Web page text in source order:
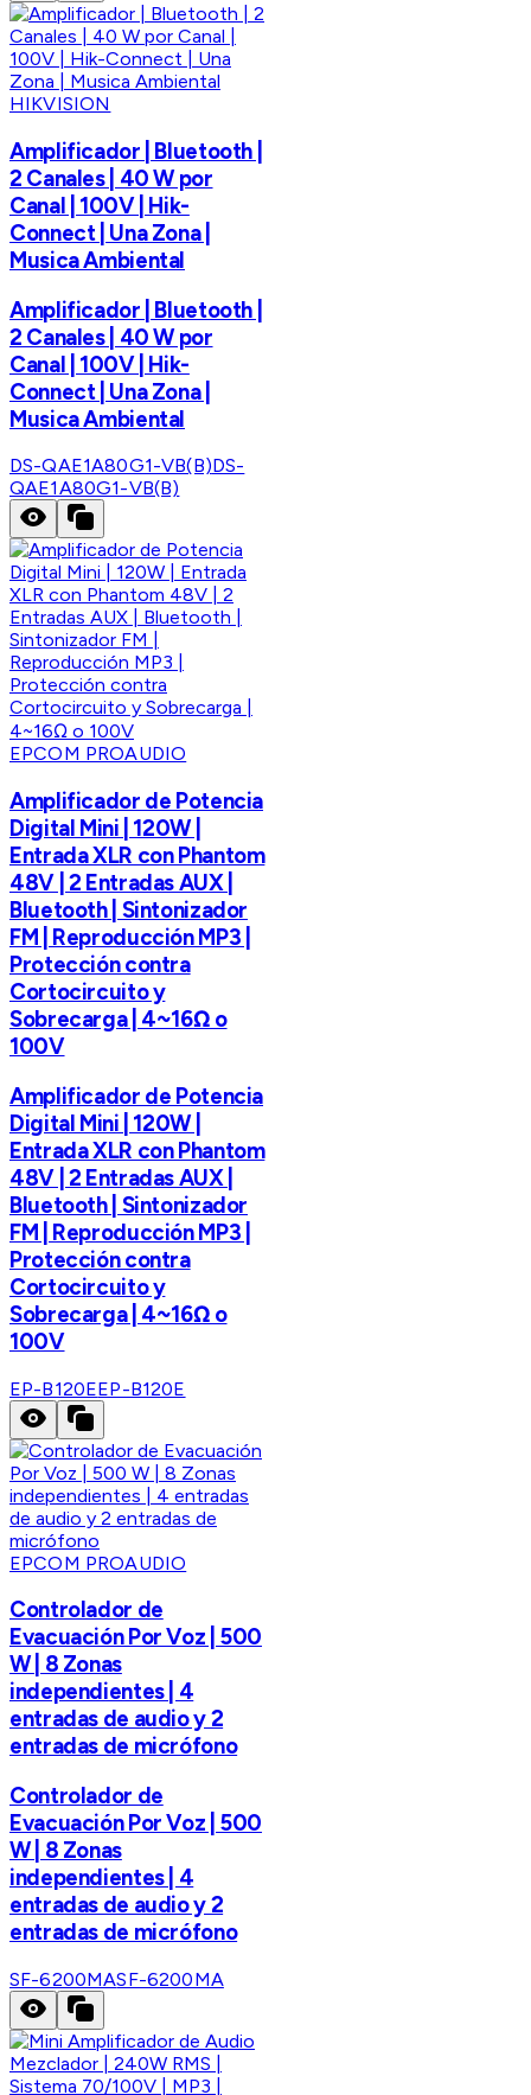
HIKVISION
Amplificador | Bluetooth |
2 Canales | 40 W por
Canal | 100V | Hik-
Connect | Una Zona |
Musica Ambiental
Amplificador | Bluetooth |
2 Canales | 40 W por
Canal | 100V | Hik-
Connect | Una Zona |
Musica Ambiental
DS-QAE1A80G1-VB(B)DS-
QAE1A80G1-VB(B)
EPCOM PROAUDIO
Amplificador de Potencia
Digital Mini | 120W |
Entrada XLR con Phantom
48V | 2 Entradas AUX |
Bluetooth | Sintonizador
FM | Reproducción MP3 |
Protección contra
Cortocircuito y
Sobrecarga | 4~16Ω o
100V
Amplificador de Potencia
Digital Mini | 120W |
Entrada XLR con Phantom
48V | 2 Entradas AUX |
Bluetooth | Sintonizador
FM | Reproducción MP3 |
Protección contra
Cortocircuito y
Sobrecarga | 4~16Ω o
100V
EP-B120EEP-B120E
EPCOM PROAUDIO
Controlador de
Evacuación Por Voz | 500
W | 8 Zonas
independientes | 4
entradas de audio y 2
entradas de micrófono
Controlador de
Evacuación Por Voz | 500
W | 8 Zonas
independientes | 4
entradas de audio y 2
entradas de micrófono
SF-6200MASF-6200MA